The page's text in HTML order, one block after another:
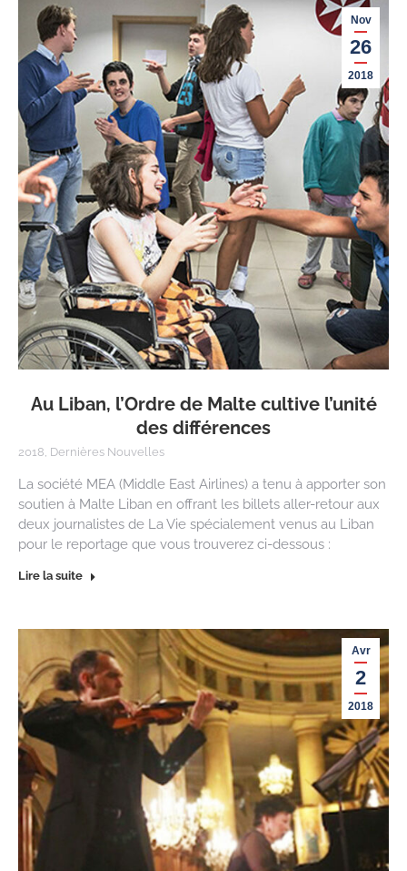
Nov
26
2018
Au Liban, l’Ordre de Malte cultive l’unité
des différences
2018, Dernières Nouvelles
La société MEA (Middle East Airlines) a tenu à apporter son
soutien à Malte Liban en offrant les billets aller-retour aux
deux journalistes de La Vie spécialement venus au Liban
pour le reportage que vous trouverez ci-dessous :
Lire la suite
Avr
2
2018